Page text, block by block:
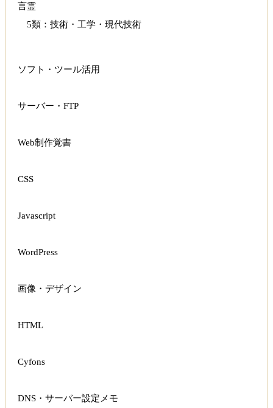
言霊
5類：技術・工学・現代技術
ソフト・ツール活用
サーバー・FTP
Web制作覚書
CSS
Javascript
WordPress
画像・デザイン
HTML
Cyfons
DNS・サーバー設定メモ